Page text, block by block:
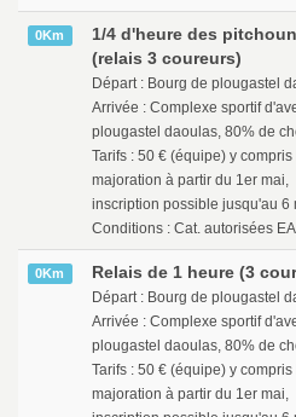
0Km
1/4 d'heure des
(relais 3 coureurs)
Départ : Bourg de plougastel
Arrivée : Complexe sportif
plougastel daoulas, 80% de
Tarifs : 50 € (équipe) y compris
majoration à partir du 1er mai,
inscription possible jusqu'au 6
Conditions : Cat. autorisées
0Km Relais de 1 heure (3
Départ : Bourg de plougastel
Arrivée : Complexe sportif
plougastel daoulas, 80% de
Tarifs : 50 € (équipe) y compris
majoration à partir du 1er mai,